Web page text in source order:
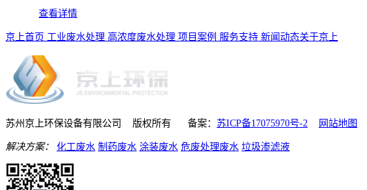
查看详情
京上首页 工业废水处理 高浓度废水处理 项目案例 服务支持 新闻动态关于京上
苏州京上环保设备有限公司 版权所有 备案： 苏ICP备17075970号-2 网站地图
解决方案： 化工废水 制药废水 涂装废水 危废处理废水 垃圾渗滤液